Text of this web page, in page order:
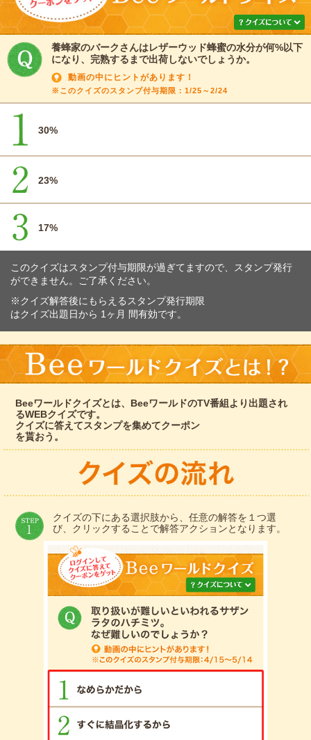
養蜂家のバークさんはレザーウッド蜂蜜の水分が何%以下
になり、完熟するまで出荷しないでしょうか。
動画の中にヒントがあります！
※このクイズのスタンプ付与期限：1/25～2/24
30%
23%
17%
このクイズはスタンプ付与期限が過ぎてますので、スタンプ発行
ができません。ご了承ください。
※クイズ解答後にもらえるスタンプ発行期限
はクイズ出題日から 1ヶ月 間有効です。
Beeワールドクイズとは、BeeワールドのTV番組より出題され
るWEBクイズです。
クイズに答えてスタンプを集めてクーポン
を貰おう。
クイズの下にある選択肢から、任意の解答を１つ選
び、クリックすることで解答アクションとなります。